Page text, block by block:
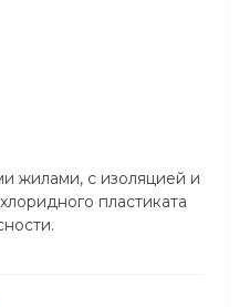
жилами, с изоляцией и
пластиката